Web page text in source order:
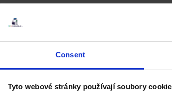
Consent
Tyto webové stránky používají soubory cookie